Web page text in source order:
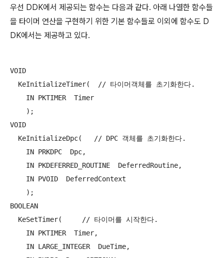
우선 DDK에서 제공되는 함수는 다음과 같다. 아래 나열한 함수들
을 타이머 연산을 구현하기 위한 기본 함수들로 이외에 함수도 D
DK에서는 제공하고 있다.
VOID
  KeInitializeTimer(  // 타이머객체를 초기화한다.
    IN PKTIMER  Timer
    );
VOID
  KeInitializeDpc(   // DPC 객체를 초기화한다.
    IN PRKDPC  Dpc,
    IN PKDEFERRED_ROUTINE  DeferredRoutine,
    IN PVOID  DeferredContext
    );
BOOLEAN
  KeSetTimer(     // 타이머를 시작한다.
    IN PKTIMER  Timer,
    IN LARGE_INTEGER  DueTime,